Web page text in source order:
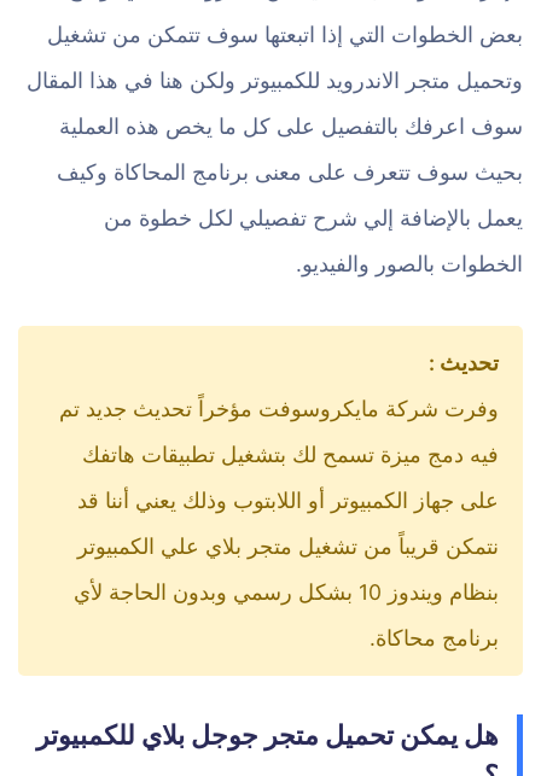
بعض الخطوات التي إذا اتبعتها سوف تتمكن من تشغيل
وتحميل متجر الاندرويد للكمبيوتر ولكن هنا في هذا المقال
سوف اعرفك بالتفصيل على كل ما يخص هذه العملية
بحيث سوف تتعرف على معنى برنامج المحاكاة وكيف
يعمل بالإضافة إلي شرح تفصيلي لكل خطوة من
الخطوات بالصور والفيديو.
تحديث :
وفرت شركة مايكروسوفت مؤخراً تحديث جديد تم
فيه دمج ميزة تسمح لك بتشغيل تطبيقات هاتفك
على جهاز الكمبيوتر أو اللابتوب وذلك يعني أننا قد
نتمكن قريباً من تشغيل متجر بلاي علي الكمبيوتر
بنظام ويندوز 10 بشكل رسمي وبدون الحاجة لأي
برنامج محاكاة.
هل يمكن تحميل متجر جوجل بلاي للكمبيوتر